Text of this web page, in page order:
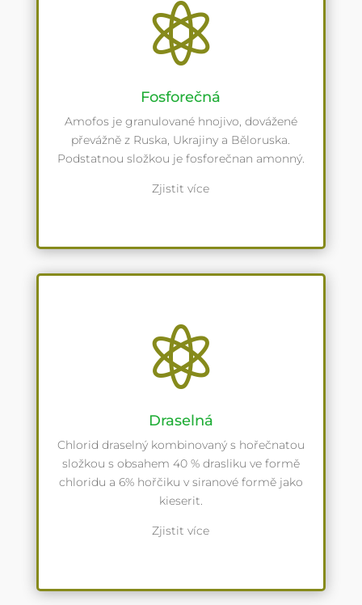

Fosforečná
Amofos je granulované hnojivo, dovážené
převážně z Ruska, Ukrajiny a Běloruska.
Podstatnou složkou je fosforečnan amonný.
Zjistit více

Draselná
Chlorid draselný kombinovaný s hořečnatou
složkou s obsahem 40 % drasliku ve formě
chloridu a 6% hořčiku v siranové formě jako
kieserit.
Zjistit více